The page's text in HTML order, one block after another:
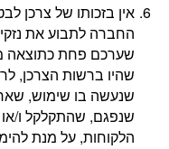
אין בזכותו של צרכן
החברה לתבוע את
שערכם פחת כתוצאה
שהיו ברשות הצרכן,
שנעשה בו שימוש,
שנפגם, שהתקלקל ו/
הלקוחות, על מנת